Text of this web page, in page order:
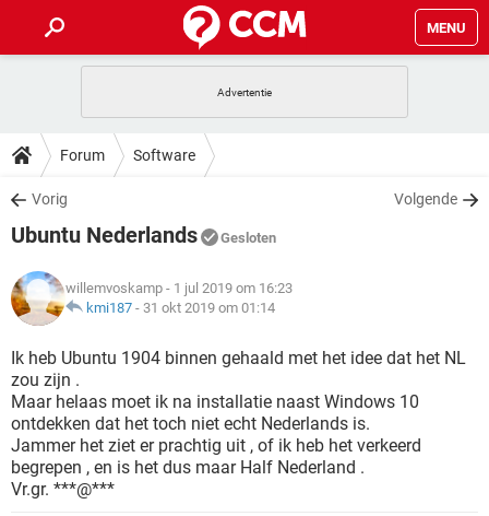
MENU
INSTAGRAM
NETFLIX
GRATIS SNAPCHAT
TIKTOK
HOW-TO
VIDEOBELLEN
GRATIS SNAPCHAT
TIKTOK
DOWNLOADS
VIDEOBELLEN GAMES
INSTAGRAM
NETFLIX CORONAVIRUS
GRATIS SNAPCHAT
TIKTOK
VIDEOBELLEN GAMES
INSTAGRAM
NETFLIX CORONAVIRUS
GRATIS SNAPCHAT
TIKTOK
ARTIKELEN
VIDEOBELLEN GAMES
INSTAGRAM
NETFLIX CORONAVIRUS
SNAPCHAT
TIKTOK
Forum Software
Vorig Volgende
Ubuntu Nederlands Gesloten
willemvoskamp - 1 jul 2019 om 16:23
kmi187 - 31 okt 2019 om 01:14
Ik heb Ubuntu 1904 binnen gehaald met het idee dat het NL
zou zijn .
Maar helaas moet ik na installatie naast Windows 10
ontdekken dat het toch niet echt Nederlands is.
Jammer het ziet er prachtig uit , of ik heb het verkeerd
begrepen , en is het dus maar Half Nederland .
Vr.gr. ***@***